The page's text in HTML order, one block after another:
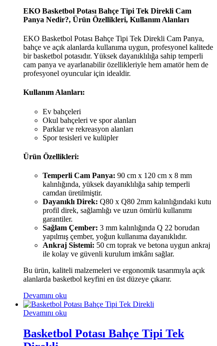
EKO Basketbol Potası Bahçe Tipi Tek Direkli Cam
Panya Nedir?, Ürün Özellikleri, Kullanım Alanları
EKO Basketbol Potası Bahçe Tipi Tek Direkli Cam Panya,
bahçe ve açık alanlarda kullanıma uygun, profesyonel kalitede
bir basketbol potasıdır. Yüksek dayanıklılığa sahip temperli
cam panya ve ayarlanabilir özellikleriyle hem amatör hem de
profesyonel oyuncular için idealdir.
Kullanım Alanları:
Ev bahçeleri
Okul bahçeleri ve spor alanları
Parklar ve rekreasyon alanları
Spor tesisleri ve kulüpler
Ürün Özellikleri:
Temperli Cam Panya: 90 cm x 120 cm x 8 mm
kalınlığında, yüksek dayanıklılığa sahip temperli
camdan üretilmiştir.
Dayanıklı Direk: Q80 x Q80 2mm kalınlığındaki kutu
profil direk, sağlamlığı ve uzun ömürlü kullanımı
garantiler.
Sağlam Çember: 3 mm kalınlığında Q 22 borudan
yapılmış çember, yoğun kullanıma dayanıklıdır.
Ankraj Sistemi: 50 cm toprak ve betona uygun ankraj
ile kolay ve güvenli kurulum imkânı sağlar.
Bu ürün, kaliteli malzemeleri ve ergonomik tasarımıyla açık
alanlarda basketbol keyfini en üst düzeye çıkarır.
Devamını oku
Devamını oku
Basketbol Potası Bahçe Tipi Tek